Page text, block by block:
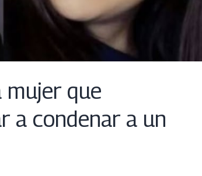
mujer que
a condenar a un